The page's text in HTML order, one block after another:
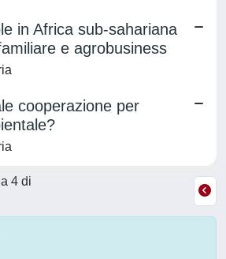
in Africa sub-sahariana
e agrobusiness
cooperazione per
4 di